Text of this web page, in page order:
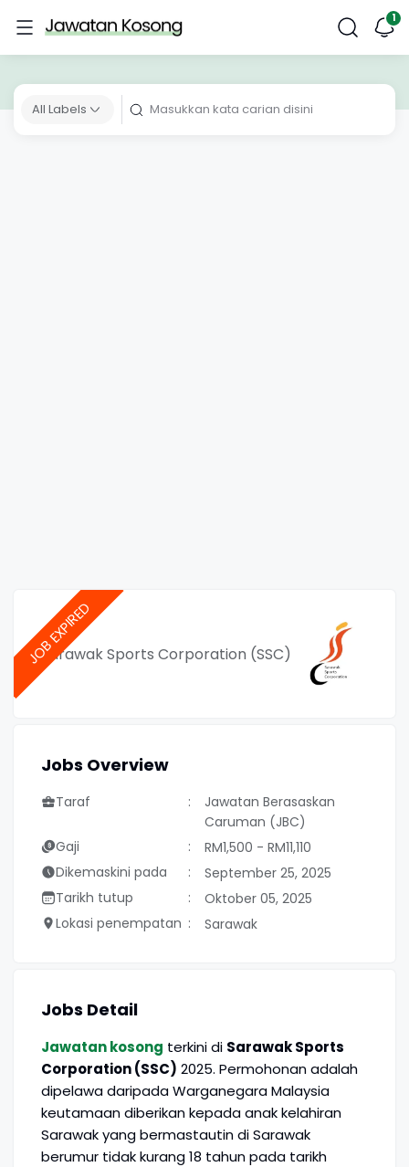
All Labels
Sarawak Sports Corporation (SSC)
Jobs Overview
Taraf
Jawatan Berasaskan
Caruman (JBC)
Gaji
RM1,500 - RM11,110
Dikemaskini pada
September 25, 2025
Tarikh tutup
Oktober 05, 2025
Lokasi penempatan
Sarawak
Jobs Detail
Jawatan kosong terkini di Sarawak Sports
Corporation (SSC) 2025. Permohonan adalah
dipelawa daripada Warganegara Malaysia
keutamaan diberikan kepada anak kelahiran
Sarawak yang bermastautin di Sarawak
berumur tidak kurang 18 tahun pada tarikh